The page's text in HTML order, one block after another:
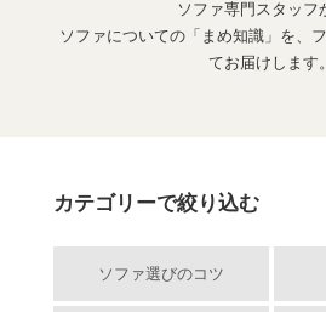
ソファ専門スタッフ
ソファについての「まめ知識」を、
てお届けします。
カテゴリーで絞り込む
ソファ選びのコツ